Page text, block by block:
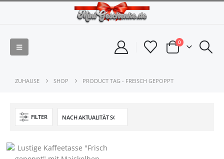
0
ZUHAUSE SHOP PRODUCT TAG - FREISCH GEPOPPT
FILTER